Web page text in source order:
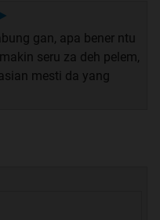
►
gan, apa bener ntu
seru za deh pelem,
mesti da yang